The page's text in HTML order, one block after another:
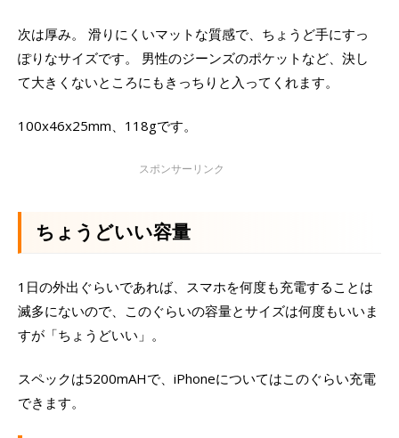
次は厚み。 滑りにくいマットな質感で、ちょうど手にすっ
ぽりなサイズです。 男性のジーンズのポケットなど、決し
て大きくないところにもきっちりと入ってくれます。
100x46x25mm、118gです。
ちょうどいい容量
1日の外出ぐらいであれば、スマホを何度も充電することは
滅多にないので、このぐらいの容量とサイズは何度もいいま
すが「ちょうどいい」。
スペックは5200mAHで、iPhoneについてはこのぐらい充電
できます。